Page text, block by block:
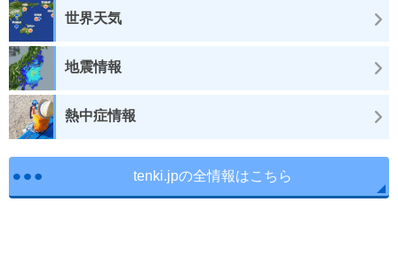
世界天気
地震情報
熱中症情報
tenki.jpの全情報はこちら